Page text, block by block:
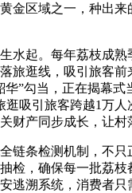
金区域之一，种出来
起。每年荔枝成熟
旅逛线，吸引旅客前
华”勾当，正在揭幕式
逛吸引旅客跨越1万人
财产同步成长，让村
条检测机制，不只
检，确保每一批荔枝
逃溯系统，消费者只